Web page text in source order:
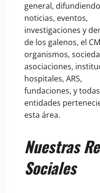
general,
noticias, eventos,
investigaciones y
de los galenos, el
organismos,
asociaciones,
hospitales, ARS,
fundaciones, y
entidades
esta área.
Nuestras
Sociales